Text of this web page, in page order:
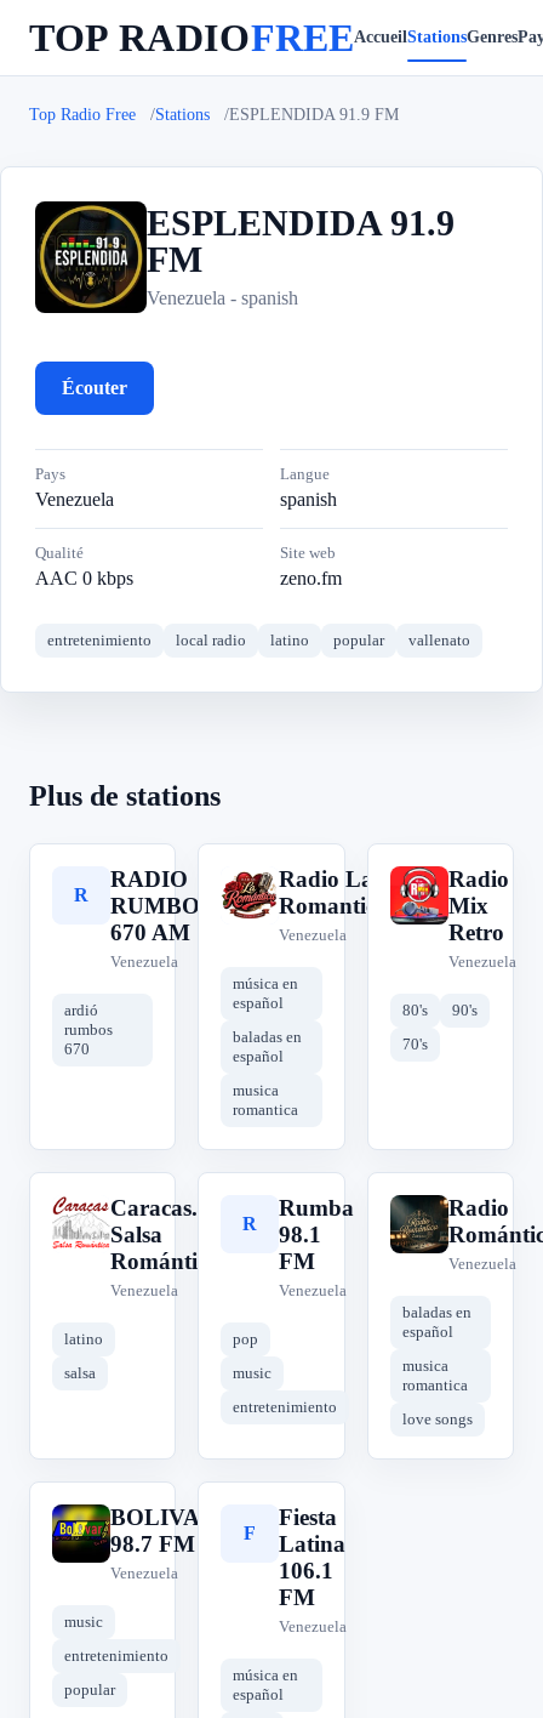
TOP RADIOFREEAccueilStationsGenres
Top Radio Free Stations ESPLENDIDA 91.9 FM
E
ESPLENDIDA 91.9
FM
Venezuela - spanish
Écouter
Pays
Venezuela
Langue
spanish
Qualité
AAC 0 kbps
Site web
zeno.fm
entretenimiento local radio latino popular vallenato
Plus de stations
R
RADIO
RUMBOS
670 AM
Venezuela
ardió
rumbos
670
R
Radio La
Romantica
Venezuela
música en
español
baladas en
español
musica
romantica
R
Radio
Mix
Retro
Venezuela
80's
90's
70's
C
Caracas.
Salsa
Romántica...
Venezuela
latino
salsa
R
Rumba
98.1
FM
Venezuela
pop
music
entretenimiento
R
Radio
Venezuela
baladas en
español
musica
romantica
love songs
B
BOLIVAR
98.7 FM
Venezuela
music
entretenimiento
popular
F
Fiesta
Latina
106.1
FM
Venezuela
música en
español